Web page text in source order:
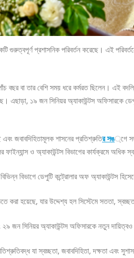
গুরুত্বপূর্ণ প্রশাসনিক পরিবর্তন করেছে। এই
বছর বা তার বেশি সময় ধরে কর্মরত ছিলেন। এই বদলি
এছাড়া, ১৯ জন সিনিয়র অ্যাকাউন্টস অফিসারকে
এবং জবাবদিহিতামূলক শাসনের প্রতিশ্রুতির সঙ্গে
ও অ্যাকাউন্টস বিভাগের কার্যক্রমে অধিক
বিভাগে ডেপুটি কন্ট্রোলার অফ অ্যাকাউন্টস
করা হয়েছে, যার উদ্দেশ্য হল সিস্টেমে সততা,
জন সিনিয়র অ্যাকাউন্টস অফিসারকে নতুন দায়িত্বও
যা স্বচ্ছতা, জবাবদিহিতা, দক্ষতা এবং